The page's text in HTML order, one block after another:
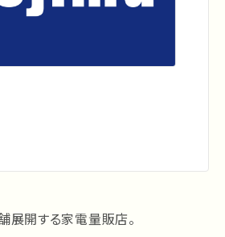
開する家電量販店。